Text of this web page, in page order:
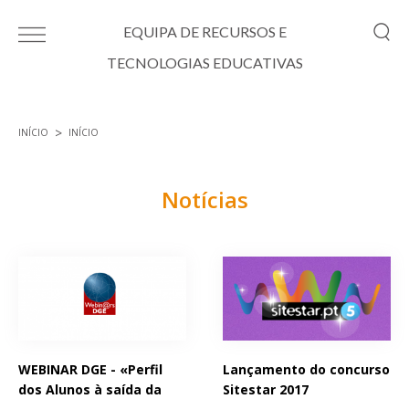
EQUIPA DE RECURSOS E
TECNOLOGIAS EDUCATIVAS
INÍCIO INÍCIO
Notícias
WEBINAR DGE - «Perfil
dos Alunos à saída da
Lançamento do concurso
Sitestar 2017
Páginas